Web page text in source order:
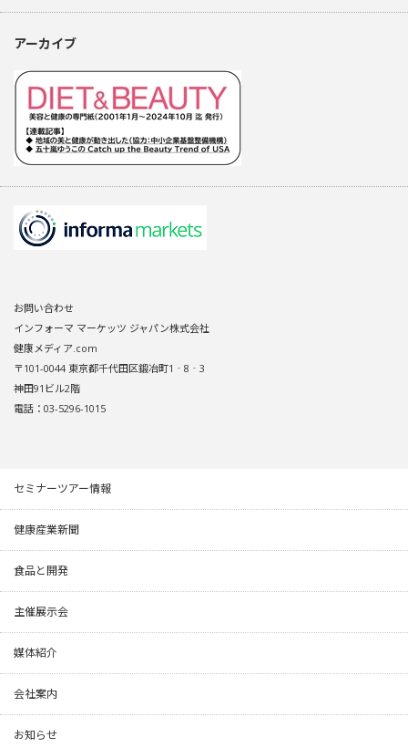
アーカイブ
お問い合わせ
インフォーマ マーケッツ ジャパン株式会社
健康メディア.com
〒101-0044 東京都千代田区鍛冶町1‐8‐3
神田91ビル2階
電話：03-5296-1015
セミナーツアー情報
健康産業新聞
食品と開発
主催展示会
媒体紹介
会社案内
お知らせ